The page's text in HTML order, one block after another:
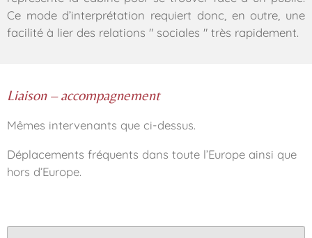
Ce mode d’interprétation requiert donc, en outre, une
facilité à lier des relations " sociales " très rapidement.
Liaison – accompagnement
Mêmes intervenants que ci-dessus.
Déplacements fréquents dans toute l’Europe ainsi que
hors d’Europe.